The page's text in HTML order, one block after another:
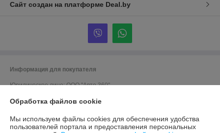
Сайт создан на платформе Deal.by
Информация для покупателя
Юридическое лицо:ООО "Авто 360"
УНП: 191635176
Обработка файлов cookie
Мы используем файлы cookies для обеспечения удобства
пользователей портала и предоставления персональных